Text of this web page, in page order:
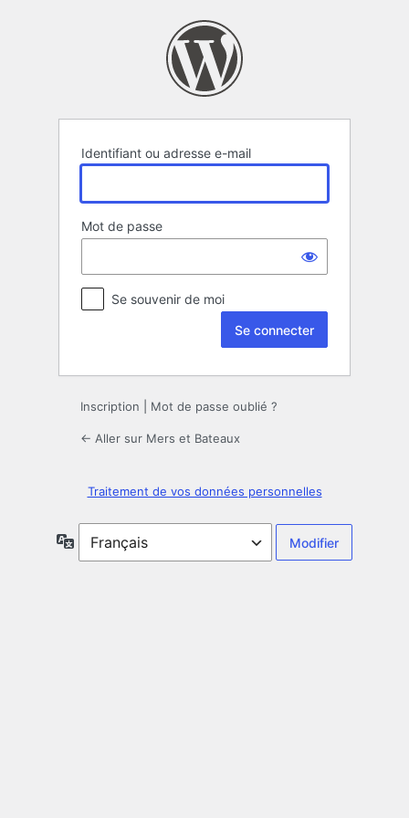
Identifiant ou adresse e-mail
Mot de passe
Se souvenir de moi
Inscription Mot de passe oublié ?
← Aller sur Mers et Bateaux
Traitement de vos données personnelles
Langue